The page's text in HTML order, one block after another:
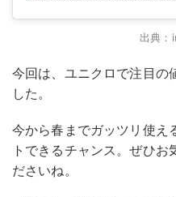
出典
今回は、ユニクロで注目の
した。
今から春までガッツリ使え
トできるチャンス。ぜひお
ださいね。